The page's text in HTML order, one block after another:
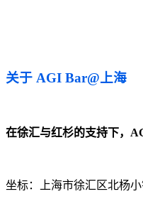
关于 AGI Bar@上海
在徐汇与红杉的支持下，
坐标：上海市徐汇区北杨